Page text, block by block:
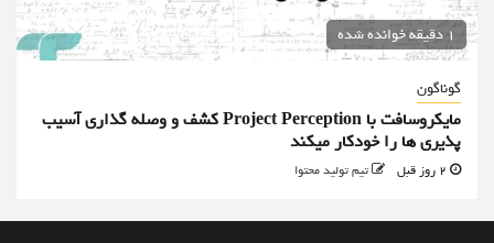
1 دقیقه خوانده شده
گوناگون
مایکروسافت با Project Perception کشف و وصله گذاری آسیب
پذیری ها را خودکار میکند
تیم تولید محتوا